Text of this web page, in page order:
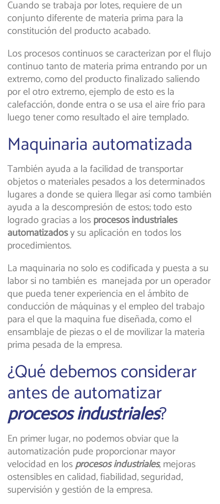
Cuando se trabaja por lotes, requiere de un
conjunto diferente de materia prima para la
constitución del producto acabado.
Los procesos continuos se caracterizan por el flujo
continuo tanto de materia prima entrando por un
extremo, como del producto finalizado saliendo
por el otro extremo, ejemplo de esto es la
calefacción, donde entra o se usa el aire frío para
luego tener como resultado el aire templado.
Maquinaria automatizada
También ayuda a la facilidad de transportar
objetos o materiales pesados a los determinados
lugares a donde se quiera llegar así como también
ayuda a la descompresión de estos; todo esto
logrado gracias a losprocesos industriales
automatizadosy su aplicación en todos los
procedimientos.
La maquinaria no solo es codificada y puesta a su
labor si no también es manejada por un operador
que pueda tener experiencia en el ámbito de
conducción de máquinas y el empleo del trabajo
para el que la maquina fue diseñada, como el
ensamblaje de piezas o el de movilizar la materia
prima pesada de la empresa.
¿Qué debemos considerar
antes de automatizar
procesos industriales?
En primer lugar, no podemos obviar que la
automatización pude proporcionar mayor
velocidad en losprocesos industriales, mejoras
ostensibles en calidad, fiabilidad, seguridad,
supervisión y gestión de la empresa.